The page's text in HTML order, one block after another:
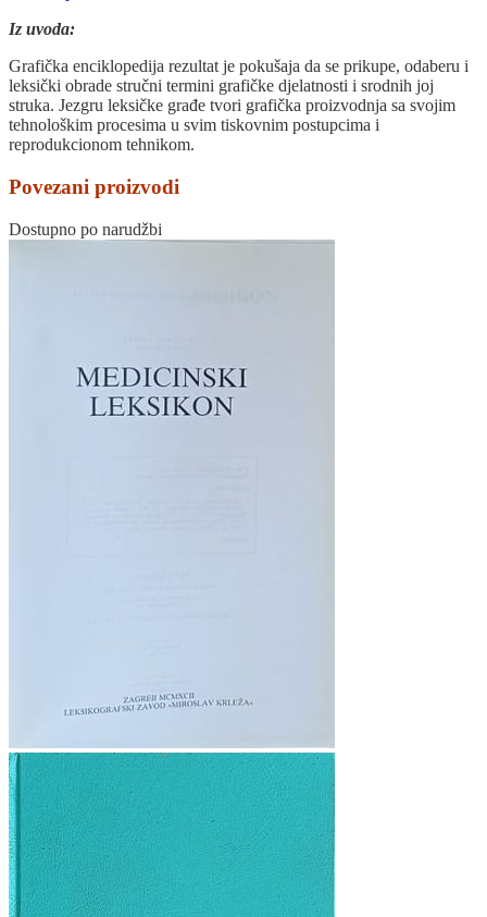
Iz uvoda:
Grafička enciklopedija rezultat je pokušaja da se prikupe, odaberu i
leksički obrade stručni termini grafičke djelatnosti i srodnih joj
struka. Jezgru leksičke građe tvori grafička proizvodnja sa svojim
tehnološkim procesima u svim tiskovnim postupcima i
reprodukcionom tehnikom.
Povezani proizvodi
Dostupno po narudžbi